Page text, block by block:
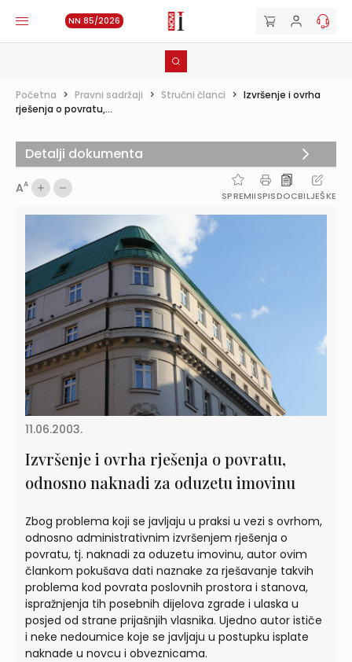
NN 85/2026
Početna > Pravni sadržaji > Stručni članci > Izvršenje i ovrha
rješenja o povratu,...
AA
SPREMIISPISDOCBILJEŠKE
11.06.2003.
Izvršenje i ovrha rješenja o povratu,
odnosno naknadi za oduzetu imovinu
Zbog problema koji se javljaju u praksi u vezi s ovrhom,
odnosno administrativnim izvršenjem rješenja o
povratu, tj. naknadi za oduzetu imovinu, autor ovim
člankom pokušava dati naznake za rješavanje takvih
problema kod povrata poslovnih prostora i stanova,
ispražnjenja tih posebnih dijelova zgrade i ulaska u
posjed od strane prijašnjih vlasnika. Ujedno autor ističe
i neke nedoumice koje se javljaju u postupku isplate
naknade u novcu i obveznicama.
Detalji dokumenta